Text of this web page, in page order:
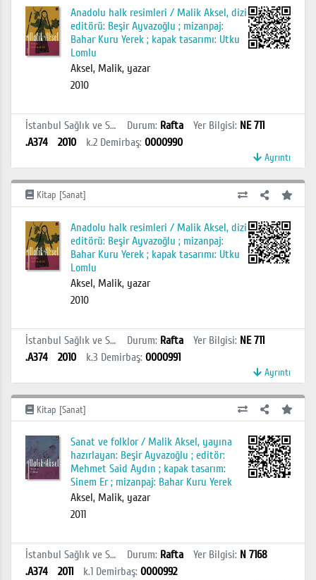
Anadolu halk resimleri / Malik Aksel, dizi
editörü: Beşir Ayvazoğlu ; mizanpaj:
Bahar Kuru Yerek ; kapak tasarımı: Utku
Lomlu
Aksel, Malik, yazar
2010
İstanbul Sağlık ve Sosyal Bilimler MYO Kütüphanesi Durum: Rafta Yer Bilgisi: NE 711
.A374
2010 k.2 Demirbaş: 0000990
Ayrıntı
Kitap [Sanat]
Anadolu halk resimleri / Malik Aksel, dizi
editörü: Beşir Ayvazoğlu ; mizanpaj:
Bahar Kuru Yerek ; kapak tasarımı: Utku
Lomlu
Aksel, Malik, yazar
2010
İstanbul Sağlık ve Sosyal Bilimler MYO Kütüphanesi Durum: Rafta Yer Bilgisi: NE 711
.A374
2010 k.3 Demirbaş: 0000991
Ayrıntı
Kitap [Sanat]
Sanat ve folklor / Malik Aksel, yayına
hazırlayan: Beşir Ayvazoğlu ; editör:
Mehmet Said Aydın ; kapak tasarım:
Sinem Er ; mizanpaj: Bahar Kuru Yerek
Aksel, Malik, yazar
2011
İstanbul Sağlık ve Sosyal Bilimler MYO Kütüphanesi Durum: Rafta Yer Bilgisi: N 7168
.A374
2011 k.1 Demirbaş: 0000992